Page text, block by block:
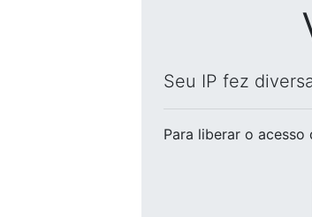
Seu IP fez
Para liberar o acesso